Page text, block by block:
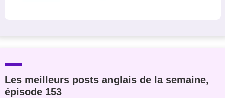
Les meilleurs posts anglais de la semaine,
épisode 153